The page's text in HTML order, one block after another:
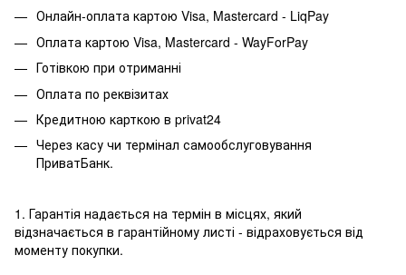
Онлайн-оплата картою Visa, Mastercard - LiqPay
Оплата картою Visa, Mastercard - WayForPay
Готівкою при отриманні
Оплата по реквізитах
Кредитною карткою в privat24
Через касу чи термінал самообслуговування
ПриватБанк.
1. Гарантія надається на термін в місцях, який
відзначається в гарантійному листі - відраховується від
моменту покупки.